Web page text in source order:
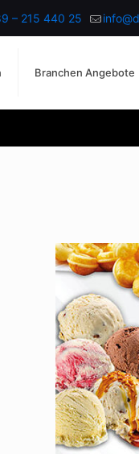
– 215 440 25
Branchen Angebote